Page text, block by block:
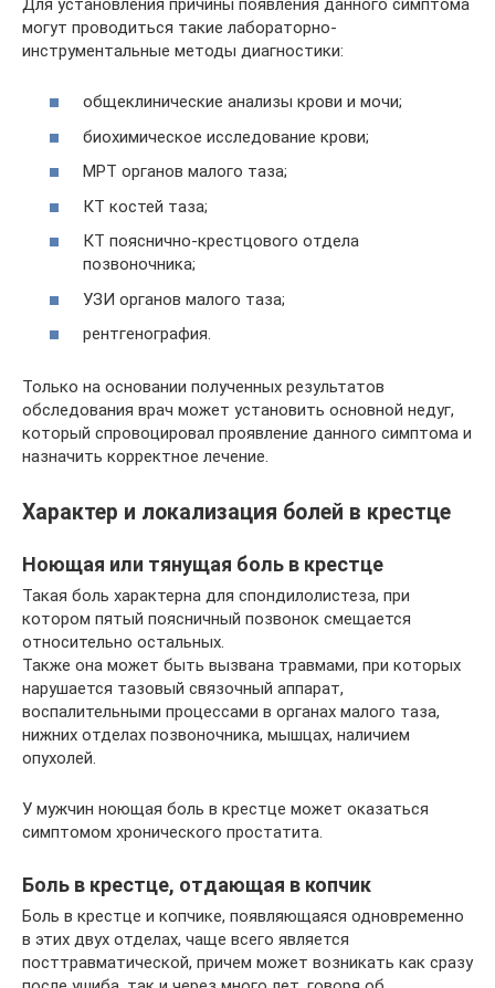
могут проводиться такие лабораторно-
инструментальные методы диагностики:
общеклинические анализы крови и мочи;
биохимическое исследование крови;
МРТ органов малого таза;
КТ костей таза;
КТ пояснично-крестцового отдела
позвоночника;
УЗИ органов малого таза;
рентгенография.
Только на основании полученных результатов
обследования врач может установить основной недуг,
который спровоцировал проявление данного симптома и
назначить корректное лечение.
Характер и локализация болей в крестце
Ноющая или тянущая боль в крестце
Такая боль характерна для спондилолистеза, при
котором пятый поясничный позвонок смещается
относительно остальных.
Также она может быть вызвана травмами, при которых
нарушается тазовый связочный аппарат,
воспалительными процессами в органах малого таза,
нижних отделах позвоночника, мышцах, наличием
опухолей.
У мужчин ноющая боль в крестце может оказаться
симптомом хронического простатита.
Боль в крестце, отдающая в копчик
Боль в крестце и копчике, появляющаяся одновременно
в этих двух отделах, чаще всего является
посттравматической, причем может возникать как сразу